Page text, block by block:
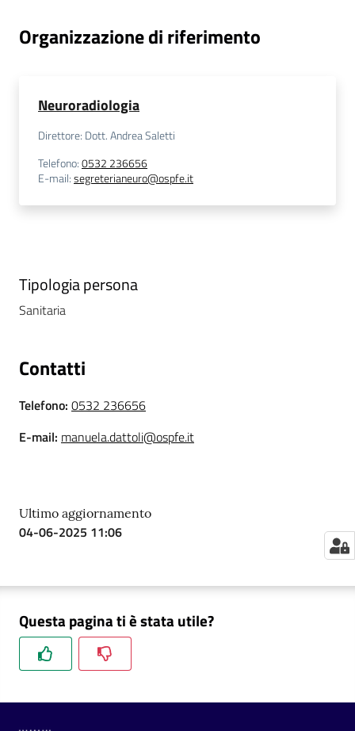
d
e
r
t
i
e
n
A
i
i
t
a
Organizzazione di riferimento
Neuroradiologia
Direttore: Dott. Andrea Saletti
Telefono:0532 236656
E-mail:segreterianeuro@ospfe.it
Tipologia persona
Sanitaria
Contatti
Telefono: 0532 236656
E-mail: manuela.dattoli@ospfe.it
Ultimo aggiornamento
04-06-2025 11:06
Questa pagina ti è stata utile?